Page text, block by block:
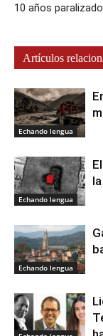
10 años
Artículos
Echando lengua
Echando lengua
Echando lengua